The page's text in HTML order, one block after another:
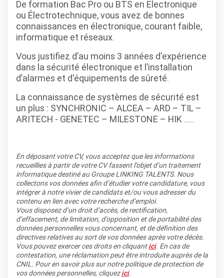
De formation Bac Pro ou BTS en Electronique
ou Électrotechnique, vous avez de bonnes
connaissances en électronique, courant faible,
informatique et réseaux.
Vous justifiez d’au moins 3 années d'expérience
dans la sécurité électronique et l’installation
d’alarmes et d'équipements de sûreté.
La connaissance de systèmes de sécurité est
un plus : SYNCHRONIC – ALCEA – ARD – TIL –
ARITECH - GENETEC – MILESTONE – HIK …..
En déposant votre CV, vous acceptez que les informations
recueillies à partir de votre CV fassent l’objet d’un traitement
informatique destiné au Groupe LINKING TALENTS. Nous
collectons vos données afin d’étudier votre candidature, vous
intégrer à notre vivier de candidats et/ou vous adresser du
contenu en lien avec votre recherche d’emploi.
Vous disposez d’un droit d’accès, de rectification,
d’effacement, de limitation, d’opposition et de portabilité des
données personnelles vous concernant, et de définition des
directives relatives au sort de vos données après votre décès.
Vous pouvez exercer ces droits en cliquantici. En cas de
contestation, une réclamation peut être introduite auprès de la
CNIL. Pour en savoir plus sur notre politique de protection de
vos données personnelles, cliquezici.